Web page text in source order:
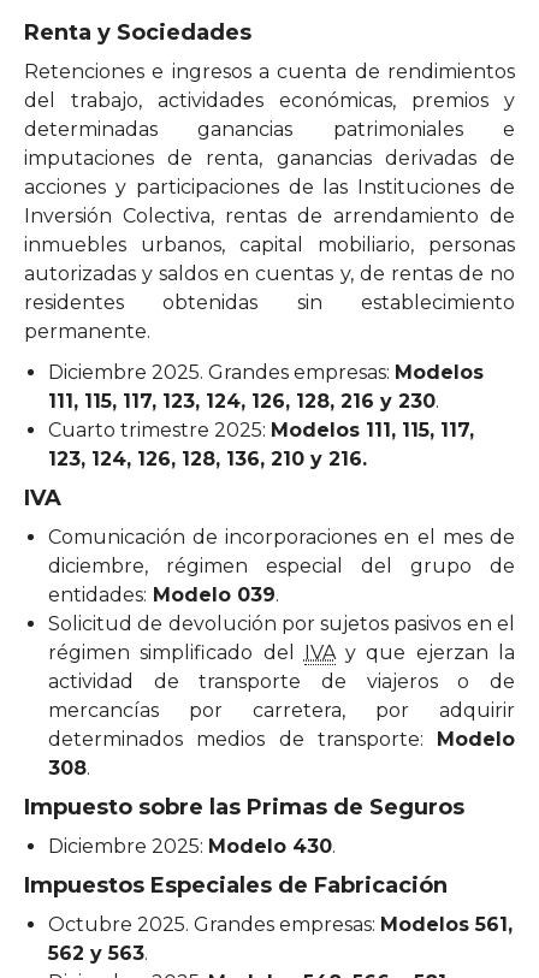
Renta y Sociedades
Retenciones e ingresos a cuenta de rendimientos
del trabajo, actividades económicas, premios y
determinadas ganancias patrimoniales e
imputaciones de renta, ganancias derivadas de
acciones y participaciones de las Instituciones de
Inversión Colectiva, rentas de arrendamiento de
inmuebles urbanos, capital mobiliario, personas
autorizadas y saldos en cuentas y, de rentas de no
residentes obtenidas sin establecimiento
permanente.
Diciembre 2025. Grandes empresas: Modelos
111, 115, 117, 123, 124, 126, 128, 216 y 230.
Cuarto trimestre 2025: Modelos 111, 115, 117,
123, 124, 126, 128, 136, 210 y 216.
IVA
Comunicación de incorporaciones en el mes de
diciembre, régimen especial del grupo de
entidades: Modelo 039.
Solicitud de devolución por sujetos pasivos en el
régimen simplificado del IVAy que ejerzan la
actividad de transporte de viajeros o de
mercancías por carretera, por adquirir
determinados medios de transporte: Modelo
308.
Impuesto sobre las Primas de Seguros
Diciembre 2025: Modelo 430.
Impuestos Especiales de Fabricación
Octubre 2025. Grandes empresas: Modelos 561,
562 y 563.